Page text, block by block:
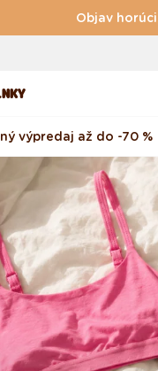
Objav
výpredaj až do -70 %